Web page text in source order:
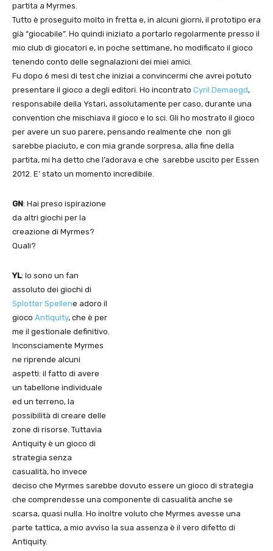
partita a Myrmes.
Tutto è proseguito molto in fretta e, in alcuni giorni, il prototipo era
già “giocabile”. Ho quindi iniziato a portarlo regolarmente presso il
mio club di giocatori e, in poche settimane, ho modificato il gioco
tenendo conto delle segnalazioni dei miei amici.
Fu dopo 6 mesi di test che iniziai a convincermi che avrei potuto
presentare il gioco a degli editori. Ho incontrato Cyril Demaegd,
responsabile della Ystari, assolutamente per caso, durante una
convention che mischiava il gioco e lo sci. Gli ho mostrato il gioco
per avere un suo parere, pensando realmente che non gli
sarebbe piaciuto, e con mia grande sorpresa, alla fine della
partita, mi ha detto che l’adorava e che sarebbe uscito per Essen
2012. E’ stato un momento incredibile.
GN: Hai preso ispirazione
da altri giochi per la
creazione di Myrmes?
Quali?
YL: Io sono un fan
assoluto dei giochi di
Splotter Spellene adoro il
gioco Antiquity, che è per
me il gestionale definitivo.
Inconsciamente Myrmes
ne riprende alcuni
aspetti: il fatto di avere
un tabellone individuale
ed un terreno, la
possibilità di creare delle
zone di risorse. Tuttavia
Antiquity è un gioco di
strategia senza
casualità, ho invece
deciso che Myrmes sarebbe dovuto essere un gioco di strategia
che comprendesse una componente di casualità anche se
scarsa, quasi nulla. Ho inoltre voluto che Myrmes avesse una
parte tattica, a mio avviso la sua assenza è il vero difetto di
Antiquity.